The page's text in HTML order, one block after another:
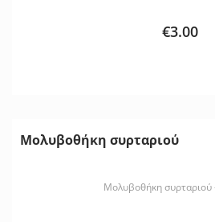
€3.00
Μολυβοθήκη συρταριού
Μολυβοθήκη συρταριού